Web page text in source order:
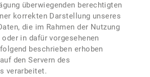
überwiegenden berechtigten
korrekten Darstellung unseres
die im Rahmen der Nutzung
in dafür vorgesehenen
beschrieben erhoben
den Servern des
verarbeitet.